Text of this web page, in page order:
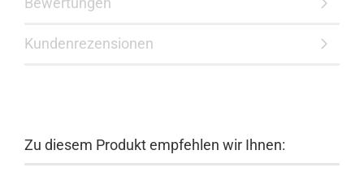
Kundenrezensionen
Zu diesem Produkt empfehlen wir Ihnen: